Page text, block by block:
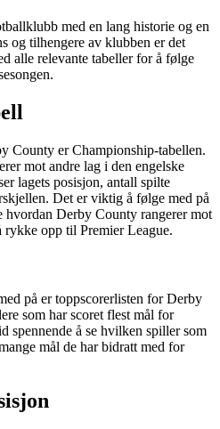
med en lang historie og en
og tilhengere av klubben er det
alle relevante tabeller for å følge
County er Championship-tabellen.
mot andre lag i den engelske
lagets posisjon, antall spilte
Det er viktig å følge med på
hvordan Derby County rangerer mot
rykke opp til Premier League.
på er toppscorerlisten for Derby
som har scoret flest mål for
spennende å se hvilken spiller som
mål de har bidratt med for